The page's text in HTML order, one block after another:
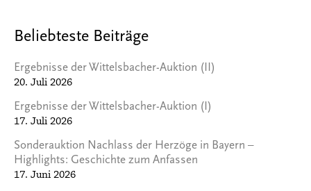
Beliebteste Beiträge
Ergebnisse der Wittelsbacher-Auktion (II)
20. Juli 2026
Ergebnisse der Wittelsbacher-Auktion (I)
17. Juli 2026
Sonderauktion Nachlass der Herzöge in Bayern –
Highlights: Geschichte zum Anfassen
17. Juni 2026